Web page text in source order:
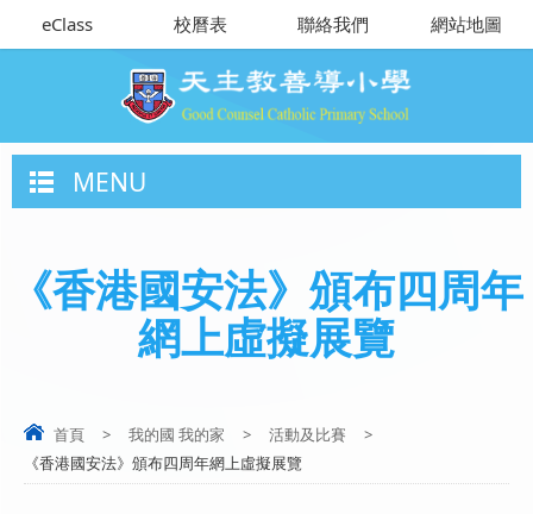
eClass 校曆表 聯絡我們 網站地圖
MENU
《香港國安法》頒布四周年
網上虛擬展覽
首頁 > 我的國 我的家 > 活動及比賽
>
《香港國安法》頒布四周年網上虛擬展覽